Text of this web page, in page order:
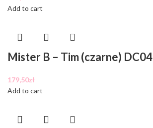
Add to cart
Mister B – Tim (czarne) DC04
179,50zł
Add to cart